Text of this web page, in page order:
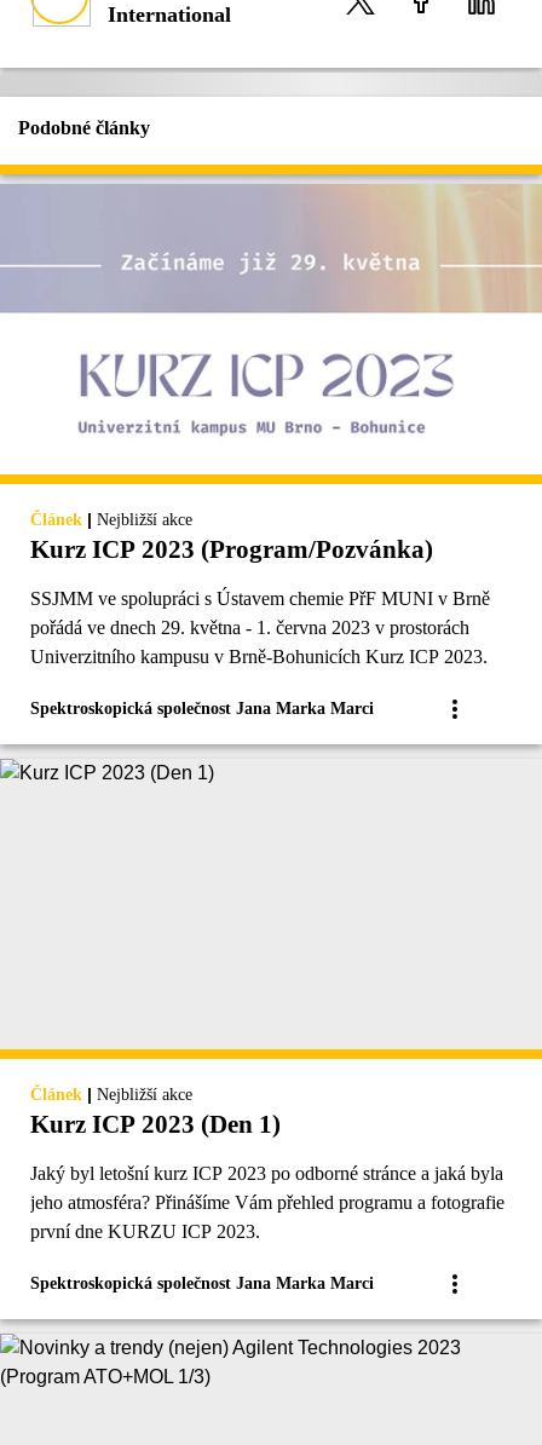
International
Podobné články
Článek | Nejbližší akce
Kurz ICP 2023 (Program/Pozvánka)
SSJMM ve spolupráci s Ústavem chemie PřF MUNI v Brně
pořádá ve dnech 29. května - 1. června 2023 v prostorách
Univerzitního kampusu v Brně-Bohunicích Kurz ICP 2023.
Spektroskopická společnost Jana Marka Marci
Článek | Nejbližší akce
Kurz ICP 2023 (Den 1)
Jaký byl letošní kurz ICP 2023 po odborné stránce a jaká byla
jeho atmosféra? Přinášíme Vám přehled programu a fotografie
první dne KURZU ICP 2023.
Spektroskopická společnost Jana Marka Marci